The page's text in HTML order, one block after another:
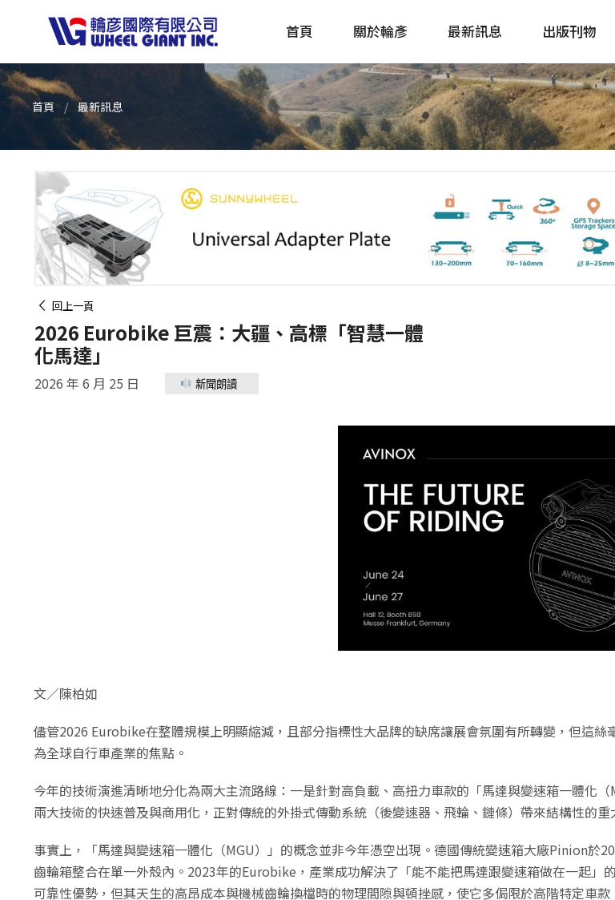
首頁 關於輪彥 最新訊息 出版刊物
產品採購指南 TBS
自行車&電動車市場快訊
Update
首頁 最新訊息
回上一頁
2026 Eurobike 巨震：大疆、高標「智慧一體
化馬達」
2026 年 6 月 25 日 新聞朗讀
文／陳柏如
儘管2026 Eurobike在整體規模上明顯縮減，且部分指標性大品牌的缺席讓展會氛圍有所轉變，但這
為全球自行車產業的焦點。
今年的技術演進清晰地分化為兩大主流路線：一是針對高負載、高扭力車款的「馬達與變速箱一體化
兩大技術的快速普及與商用化，正對傳統的外掛式傳動系統（後變速器、飛輪、鏈條）帶來結構性的重
事實上，「馬達與變速箱一體化（MGU）」的概念並非今年憑空出現。德國傳統變速箱大廠Pinion
齒輪箱整合在單一外殼內。2023年的Eurobike，產業成功解決了「能不能把馬達跟變速箱做在一起
可靠性優勢，但其天生的高昂成本與機械齒輪換檔時的物理間隙與頓挫感，使它多侷限於高階特定車款